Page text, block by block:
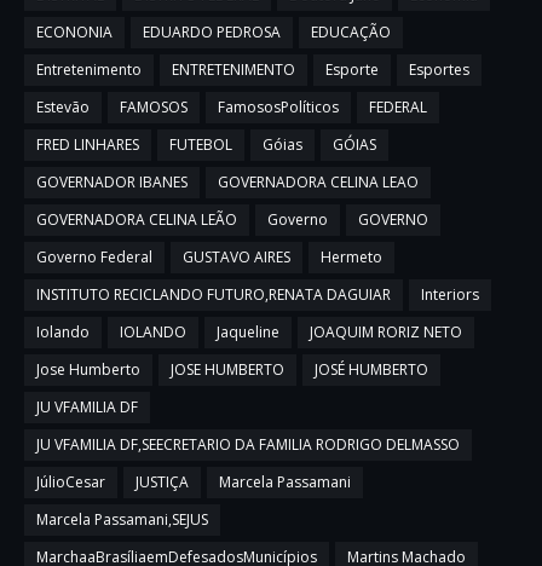
ECONONIA
EDUARDO PEDROSA
EDUCAÇÃO
Entretenimento
ENTRETENIMENTO Esporte
Esportes
Estevão
FAMOSOS FamososPolíticos
FEDERAL
FRED LINHARES
FUTEBOL Góias
GÓIAS
GOVERNADOR IBANES
GOVERNADORA CELINA LEAO
GOVERNADORA CELINA LEÃO
Governo
GOVERNO
Governo Federal
GUSTAVO AIRES
Hermeto
INSTITUTO RECICLANDO FUTURO,RENATA DAGUIAR
Interiors
Iolando
IOLANDO Jaqueline
JOAQUIM RORIZ NETO
Jose Humberto
JOSE HUMBERTO
JOSÉ HUMBERTO
JU VFAMILIA DF
JU VFAMILIA DF,SEECRETARIO DA FAMILIA RODRIGO DELMASSO
JúlioCesar
JUSTIÇA
Marcela Passamani
Marcela Passamani,SEJUS
MarchaaBrasíliaemDefesadosMunicípios
Martins Machado